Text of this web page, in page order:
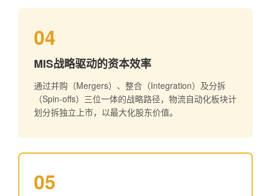
04
MIS战略驱动的资本效率
通过并购（Mergers）、整合（Integration）及分拆
（Spin-offs）三位一体的战略路径，物流自动化板块计
划分拆独立上市，以最大化股东价值。
05